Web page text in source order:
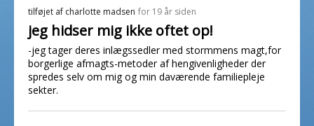
tilføjet af charlotte madsen for 19 år siden
jeg hidser mig ikke oftet op!
-jeg tager deres inlægssedler med stormmens magt,for
borgerlige afmagts-metoder af hengivenligheder der
spredes selv om mig og min daværende familiepleje
sekter.